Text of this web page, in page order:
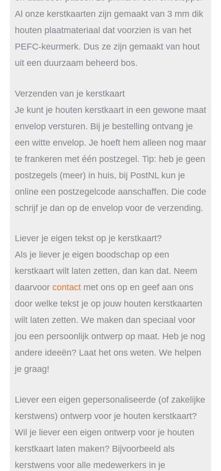
Al onze kerstkaarten zijn gemaakt van 3 mm dik
houten plaatmateriaal dat voorzien is van het
PEFC-keurmerk. Dus ze zijn gemaakt van hout
uit een duurzaam beheerd bos.
Verzenden van je kerstkaart
Je kunt je houten kerstkaart in een gewone maat
envelop versturen. Bij je bestelling ontvang je
een witte envelop. Je hoeft hem alleen nog maar
te frankeren met één postzegel. Tip: heb je geen
postzegels (meer) in huis, bij PostNL kun je
online een postzegelcode aanschaffen. Die code
schrijf je dan op de envelop voor de verzending.
Liever je eigen tekst op je kerstkaart?
Als je liever je eigen boodschap op een
kerstkaart wilt laten zetten, dan kan dat. Neem
daarvoor contact met ons op en geef aan ons
door welke tekst je op jouw houten kerstkaarten
wilt laten zetten. We maken dan speciaal voor
jou een persoonlijk ontwerp op maat. Heb je nog
andere ideeën? Laat het ons weten. We helpen
je graag!
Liever een eigen gepersonaliseerde (of zakelijke
kerstwens) ontwerp voor je houten kerstkaart?
Wil je liever een eigen ontwerp voor je houten
kerstkaart laten maken? Bijvoorbeeld als
kerstwens voor alle medewerkers in je